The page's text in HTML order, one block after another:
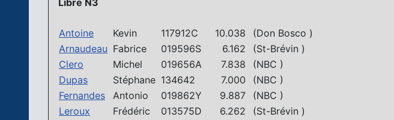
Libre N3
Antoine Kevin 117912C 10.038
(Don Bosco )
Arnaudeau Fabrice 019596S 6.162
(St-Brévin )
Clero
Michel 019656A 7.838
(NBC )
Dupas
Stéphane 134642 7.000
(NBC )
Fernandes
Antonio 019862Y 9.887 (NBC )
Leroux
Frédéric 013575D 6.262
(St-Brévin )